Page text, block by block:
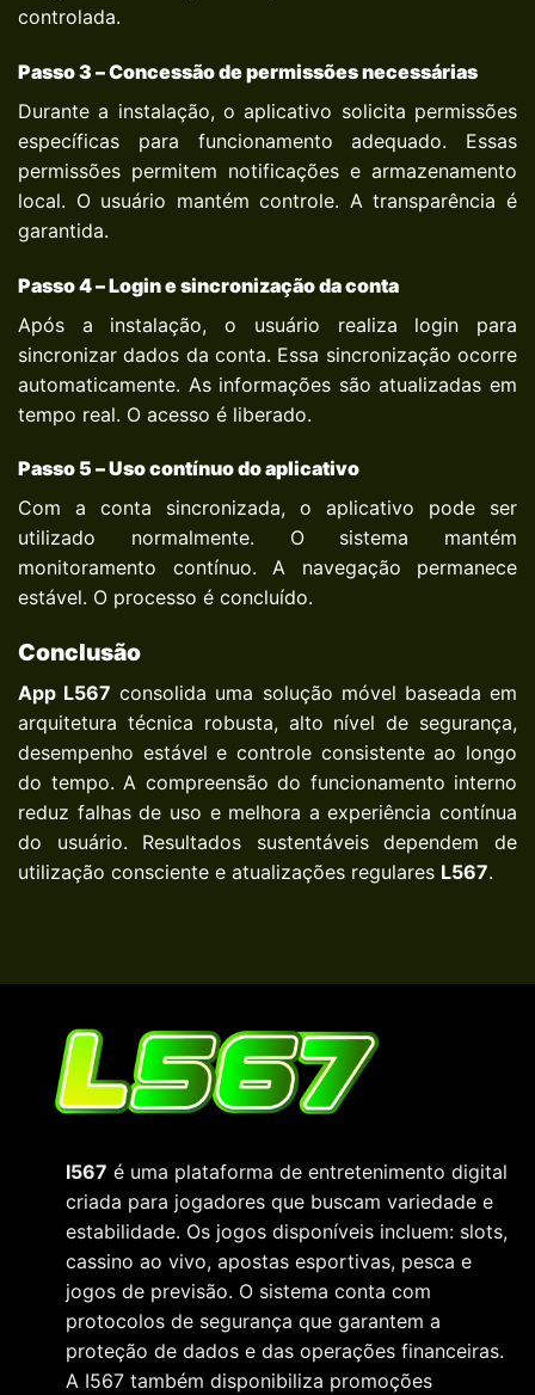
controlada.
Passo 3 – Concessão de permissões necessárias
Durante a instalação, o aplicativo solicita permissões
específicas para funcionamento adequado. Essas
permissões permitem notificações e armazenamento
local. O usuário mantém controle. A transparência é
garantida.
Passo 4 – Login e sincronização da conta
Após a instalação, o usuário realiza login para
sincronizar dados da conta. Essa sincronização ocorre
automaticamente. As informações são atualizadas em
tempo real. O acesso é liberado.
Passo 5 – Uso contínuo do aplicativo
Com a conta sincronizada, o aplicativo pode ser
utilizado normalmente. O sistema mantém
monitoramento contínuo. A navegação permanece
estável. O processo é concluído.
Conclusão
App L567 consolida uma solução móvel baseada em
arquitetura técnica robusta, alto nível de segurança,
desempenho estável e controle consistente ao longo
do tempo. A compreensão do funcionamento interno
reduz falhas de uso e melhora a experiência contínua
do usuário. Resultados sustentáveis dependem de
utilização consciente e atualizações regulares L567.
I567 é uma plataforma de entretenimento digital
criada para jogadores que buscam variedade e
estabilidade. Os jogos disponíveis incluem: slots,
cassino ao vivo, apostas esportivas, pesca e
jogos de previsão. O sistema conta com
protocolos de segurança que garantem a
proteção de dados e das operações financeiras.
A I567 também disponibiliza promoções